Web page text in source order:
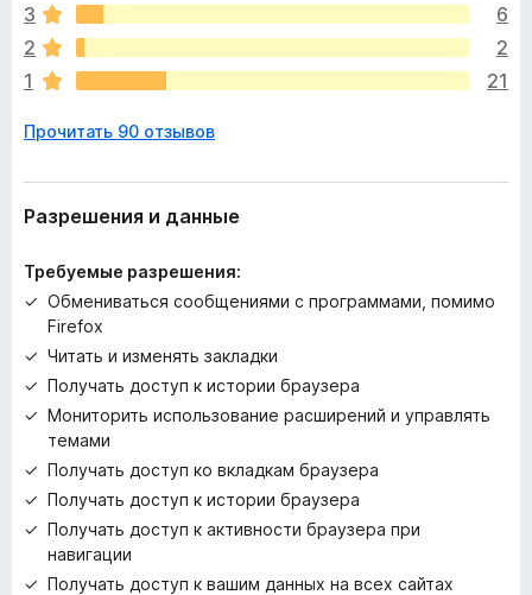
о
к
п
о
а
е
т
3
6
2
2
1
21
Прочитать 90 отзывов
Разрешения и данные
Требуемые разрешения:
Обмениваться сообщениями с программами, помимо
Firefox
Читать и изменять закладки
Получать доступ к истории браузера
Мониторить использование расширений и управлять
темами
Получать доступ ко вкладкам браузера
Получать доступ к истории браузера
Получать доступ к активности браузера при
навигации
Получать доступ к вашим данных на всех сайтах